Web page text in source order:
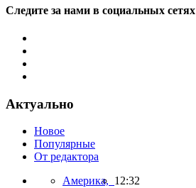
Следите за нами в социальных сетях
Актуально
Новое
Популярные
От редактора
Америка, 12:32